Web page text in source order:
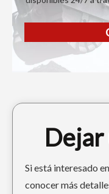
Dejar
Si está interesado
conocer más